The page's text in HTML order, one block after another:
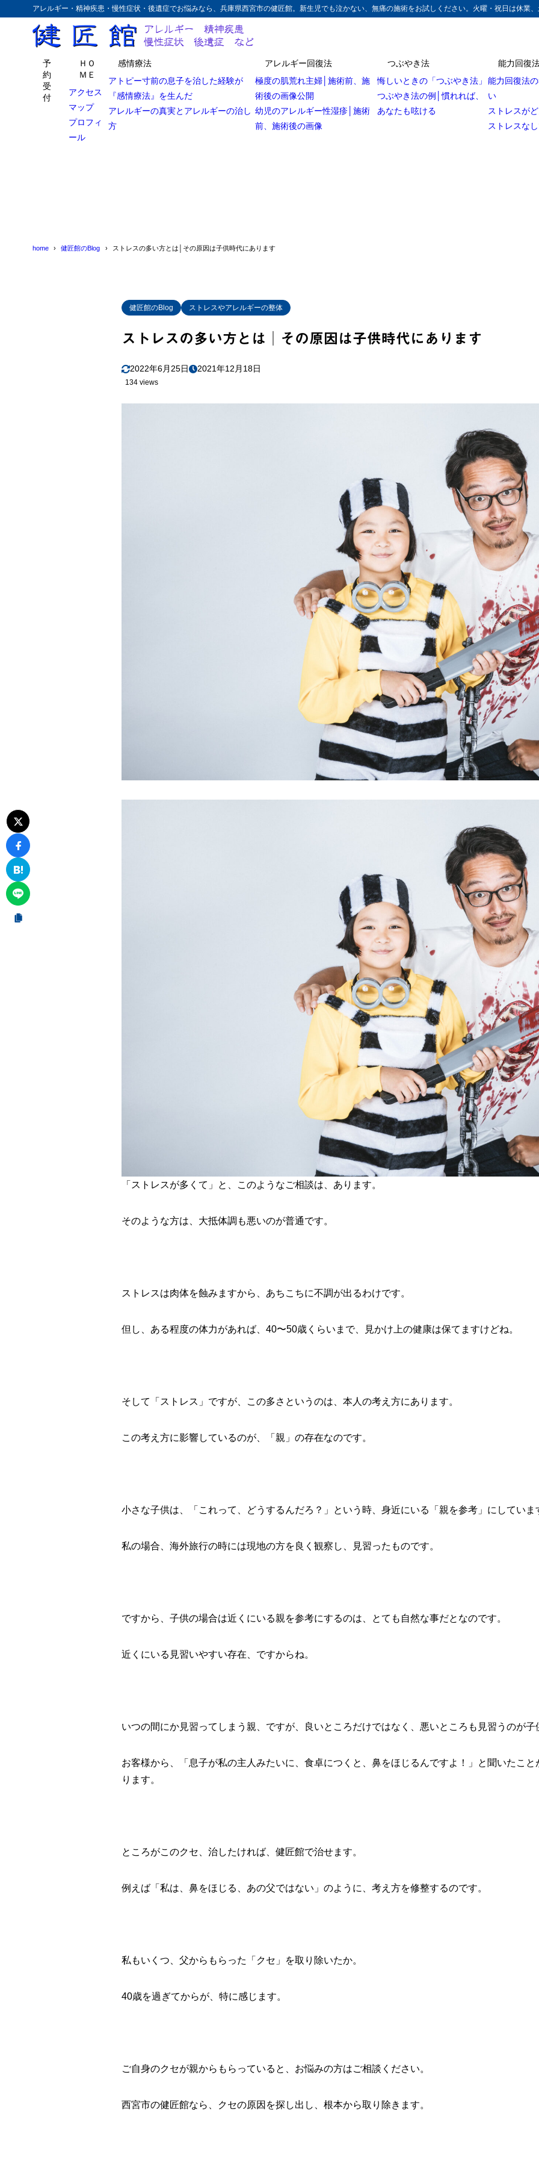
アレルギー・精神疾患・慢性症状・後遺症でお悩みなら、兵庫県西宮市の健匠館。新生児でも泣かない、無痛の施術をお試しください。火曜・祝日は休業
予
約
受
付
ＨＯ
ＭＥ
アクセス
マップ
プロフィ
ール
感情療法
アトピー寸前の息子を治した経験が
『感情療法』を生んだ
アレルギーの真実とアレルギーの治し
方
アレルギー回復法
極度の肌荒れ主婦│施術前、施
術後の画像公開
幼児のアレルギー性湿疹│施術
前、施術後の画像
つぶやき法
悔しいときの「つぶやき法」
つぶやき法の例│慣れれば、
あなたも呟ける
能力回復
能力回復法
い
ストレスが
ストレスな
home 健匠館のBlog ストレスの多い方とは│その原因は子供時代にあります
健匠館のBlog ストレスやアレルギーの整体
ストレスの多い方とは│その原因は子供時代にあります
2022年6月25日 2021年12月18日
134 views
「ストレスが多くて」と、このようなご相談は、あります。
そのような方は、大抵体調も悪いのが普通です。
ストレスは肉体を蝕みますから、あちこちに不調が出るわけです。
但し、ある程度の体力があれば、40〜50歳くらいまで、見かけ上の健康は保てますけどね。
そして「ストレス」ですが、この多さというのは、本人の考え方にあります。
この考え方に影響しているのが、「親」の存在なのです。
小さな子供は、「これって、どうするんだろ？」という時、身近にいる「親を参考」にしていま
私の場合、海外旅行の時には現地の方を良く観察し、見習ったものです。
ですから、子供の場合は近くにいる親を参考にするのは、とても自然な事だとなのです。
近くにいる見習いやすい存在、ですからね。
いつの間にか見習ってしまう親、ですが、良いところだけではなく、悪いところも見習うのが子
お客様から、「息子が私の主人みたいに、食卓につくと、鼻をほじるんですよ！」と聞いたこ
ります。
ところがこのクセ、治したければ、健匠館で治せます。
例えば「私は、鼻をほじる、あの父ではない」のように、考え方を修整するのです。
私もいくつ、父からもらった「クセ」を取り除いたか。
40歳を過ぎてからが、特に感じます。
ご自身のクセが親からもらっていると、お悩みの方はご相談ください。
西宮市の健匠館なら、クセの原因を探し出し、根本から取り除きます。